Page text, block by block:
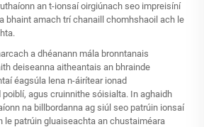
an t-ionsaí oirgiúnach seo impreisíní
bhaint amach trí chanaill chomhshaoil ach le
a dhéanann mála bronntanais
deiseanna aitheantais an bhrainde
éagsúla lena n-áirítear ionad
agus cruinnithe sóisialta. In aghaidh
na billbordanna ag siúl seo patrúin ionsaí
le patrúin gluaiseachta an chustaiméara